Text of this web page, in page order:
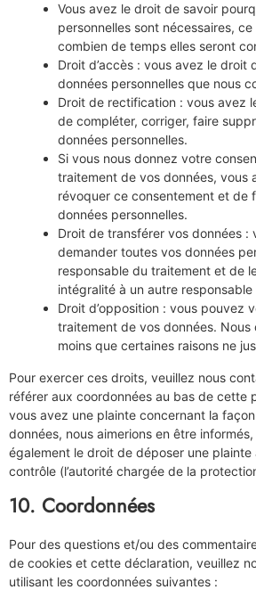
Vous avez le droit de savoir
personnelles sont nécessaires,
combien de temps elles seront
Droit d’accès : vous avez le droit
données personnelles que nous
Droit de rectification : vous avez
de compléter, corriger, faire
données personnelles.
Si vous nous donnez votre
traitement de vos données, vous
révoquer ce consentement et de
données personnelles.
Droit de transférer vos données :
demander toutes vos données
responsable du traitement et de
intégralité à un autre
Droit d’opposition : vous pouvez
traitement de vos données. Nous
moins que certaines raisons ne
Pour exercer ces droits, veuillez nous
référer aux coordonnées au bas de cette
vous avez une plainte concernant la
données, nous aimerions en être
également le droit de déposer une plainte
contrôle (l’autorité chargée de la
10. Coordonnées
Pour des questions et/ou des
de cookies et cette déclaration, veuillez
utilisant les coordonnées suivantes :